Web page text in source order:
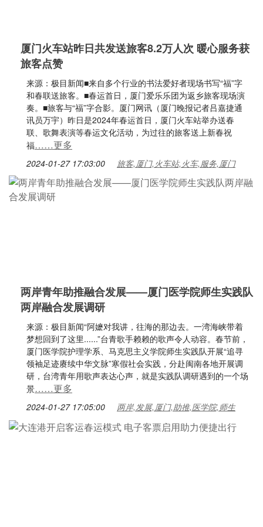
厦门火车站昨日共发送旅客8.2万人次 暖心服务获
旅客点赞
来源：极目新闻■来自多个行业的书法爱好者现场书写“福”字
和春联送旅客。■春运首日，厦门爱乐乐团为返乡旅客现场演
奏。■旅客与“福”字合影。厦门网讯（厦门晚报记者吕嘉捷通
讯员万宇）昨日是2024年春运首日，厦门火车站举办送春
联、歌舞表演等春运文化活动，为过往的旅客送上新春祝
福……更多
2024-01-27 17:03:00 旅客,厦门,火车站,火车,服务,厦门
两岸青年助推融合发展——厦门医学院师生实践队
两岸融合发展调研
来源：极目新闻“阿嬷对我讲，往海的那边去。一湾海峡带着
梦想回到了这里......”台青歌手赖赖的歌声令人动容。春节前，
厦门医学院护理学系、马克思主义学院师生实践队开展“追寻
领袖足迹赓续中华文脉”寒假社会实践，分赴闽南各地开展调
研，台湾青年用歌声表达心声，就是实践队调研遇到的一个场
景……更多
2024-01-27 17:05:00 两岸,发展,厦门,助推,医学院,师生